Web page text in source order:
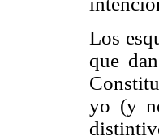
Los
que
yo (y